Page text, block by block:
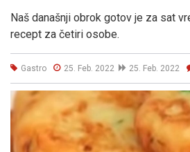
Naš današnji obrok gotov je za sat
recept za četiri osobe.
Gastro 25. Feb. 2022 25. Feb. 2022